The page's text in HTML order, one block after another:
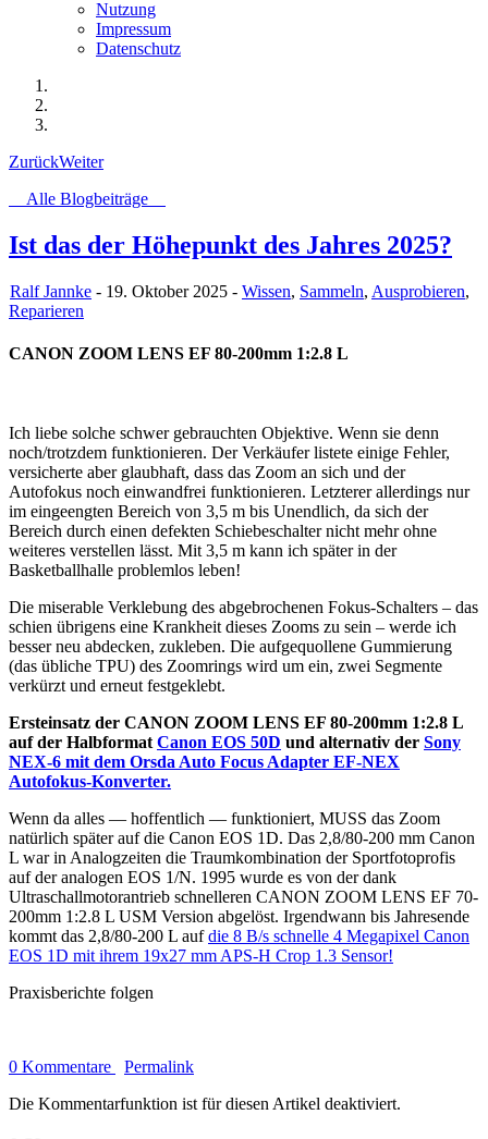
Nutzung
Impressum
Datenschutz
ZurückWeiter
Alle Blogbeiträge
Ist das der Höhepunkt des Jahres 2025?
Ralf Jannke - 19. Oktober 2025 - Wissen, Sammeln, Ausprobieren,
Reparieren
CANON ZOOM LENS EF 80-200mm 1:2.8 L
Ich liebe solche schwer gebrauchten Objektive. Wenn sie denn
noch/trotzdem funktionieren. Der Verkäufer listete einige Fehler,
versicherte aber glaubhaft, dass das Zoom an sich und der
Autofokus noch einwandfrei funktionieren. Letzterer allerdings nur
im eingeengten Bereich von 3,5 m bis Unendlich, da sich der
Bereich durch einen defekten Schiebeschalter nicht mehr ohne
weiteres verstellen lässt. Mit 3,5 m kann ich später in der
Basketballhalle problemlos leben!
Die miserable Verklebung des abgebrochenen Fokus-Schalters – das
schien übrigens eine Krankheit dieses Zooms zu sein – werde ich
besser neu abdecken, zukleben. Die aufgequollene Gummierung
(das übliche TPU) des Zoomrings wird um ein, zwei Segmente
verkürzt und erneut festgeklebt.
Ersteinsatz der CANON ZOOM LENS EF 80-200mm 1:2.8 L
auf der Halbformat Canon EOS 50D und alternativ der Sony
NEX-6 mit dem Orsda Auto Focus Adapter EF-NEX
Autofokus-Konverter.
Wenn da alles — hoffentlich — funktioniert, MUSS das Zoom
natürlich später auf die Canon EOS 1D. Das 2,8/80-200 mm Canon
L war in Analogzeiten die Traumkombination der Sportfotoprofis
auf der analogen EOS 1/N. 1995 wurde es von der dank
Ultraschallmotorantrieb schnelleren CANON ZOOM LENS EF 70-
200mm 1:2.8 L USM Version abgelöst. Irgendwann bis Jahresende
kommt das 2,8/80-200 L aufdie 8 B/s schnelle 4 Megapixel Canon
EOS 1D mit ihrem 19x27 mm APS-H Crop 1.3 Sensor!
Praxisberichte folgen
0 Kommentare
Permalink
Die Kommentarfunktion ist für diesen Artikel deaktiviert.